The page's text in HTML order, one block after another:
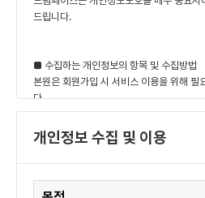
개인정보 수집 및 이용